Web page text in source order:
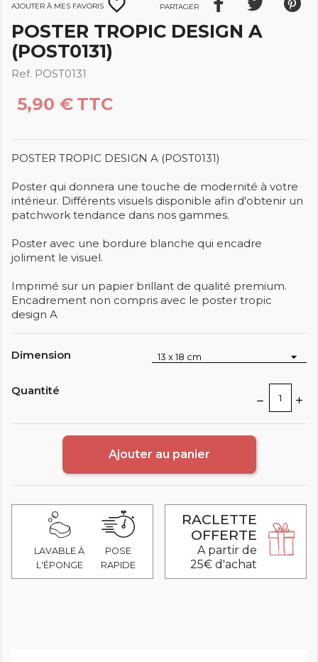
Ajouter à mes favoris favorite_border Partager
POSTER TROPIC DESIGN A
(POST0131)
Ref. POST0131
5,90 € TTC
POSTER TROPIC DESIGN A (POST0131)
Poster qui donnera une touche de modernité à votre
intérieur. Différents visuels disponible afin d'obtenir un
patchwork tendance dans nos gammes.
Poster avec une bordure blanche qui encadre
joliment le visuel.
Imprimé sur un papier brillant de qualité premium.
Encadrement non compris avec le poster tropic
design A
Dimension
Quantité
Ajouter au panier
LAVABLE À
L'ÉPONGE
POSE
RAPIDE
RACLETTE
OFFERTE
A partir de
25€ d'achat